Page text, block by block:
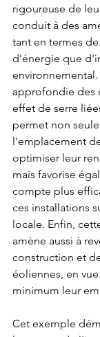
rigoureuse de
conduit à des
tant en termes
d'énergie que
approfondie des
effet de serre
permet non
l'emplacement
optimiser leur
mais favorise
compte plus
ces installations
locale. Enfin,
amène aussi à
construction et
éoliennes, en
minimum leur
Cet exemple